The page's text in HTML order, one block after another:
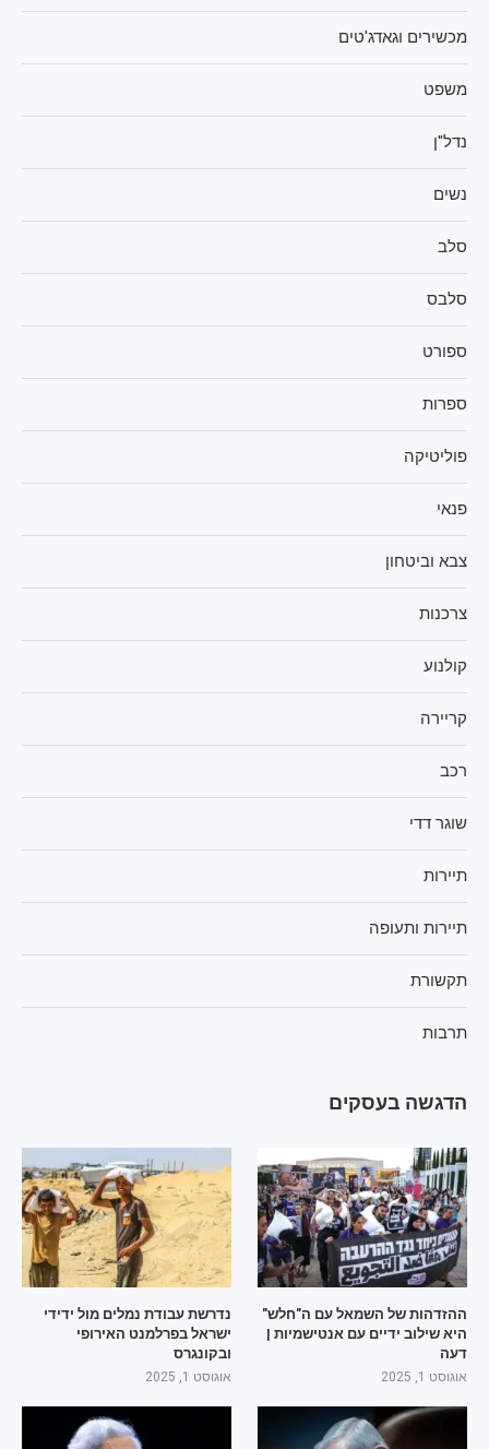
מכשירים וגאדג'טים
משפט
נדל"ן
נשים
סלב
סלבס
ספורט
ספרות
פוליטיקה
פנאי
צבא וביטחון
צרכנות
קולנוע
קריירה
רכב
שוגר דדי
תיירות
תיירות ותעופה
תקשורת
תרבות
הדגשה בעסקים
ההזדהות של השמאל עם ה"חלש"
היא שילוב ידיים עם אנטישמיות |
דעה
אוגוסט 1, 2025
נדרשת עבודת נמלים מול ידידי
ישראל בפרלמנט האירופי
ובקונגרס
אוגוסט 1, 2025